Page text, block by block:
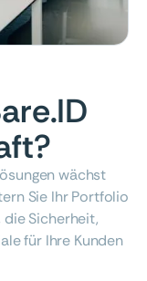
wächst
Sie Ihr Portfolio
Sicherheit,
für Ihre Kunden